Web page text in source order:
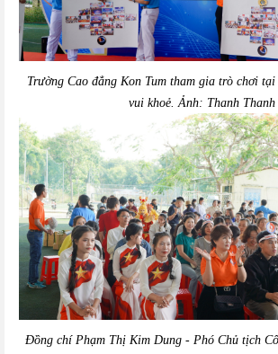
Trường Cao đẳng Kon Tum tham gia trò chơi
vui khoẻ. Ảnh: Thanh Thanh
Đồng chí Phạm Thị Kim Dung - Phó Chủ tịch